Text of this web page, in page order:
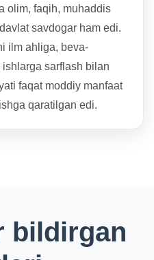
olim, faqih, muhaddis
savdogar ham edi.
ilm ahliga, beva-
sarflash bilan
faqat moddiy manfaat
qaratilgan edi.
bildirgan